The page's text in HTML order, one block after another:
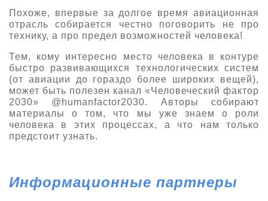
Похоже, впервые за долгое время авиационная
отрасль собирается честно поговорить не про
технику, а про предел возможностей человека!
Тем, кому интересно место человека в контуре
быстро развивающихся технологических систем
(от авиации до гораздо более широких вещей),
может быть полезен канал «Человеческий фактор
2030» @humanfactor2030. Авторы собирают
материалы о том, что мы уже знаем о роли
человека в этих процессах, а что нам только
предстоит узнать.
Информационные партнеры